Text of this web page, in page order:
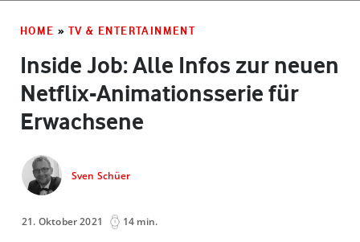
HOME » TV & ENTERTAINMENT
Inside Job: Alle Infos zur neuen
Netflix-Animationsserie für
Erwachsene
Sven Schüer
21. Oktober 2021 14 min.